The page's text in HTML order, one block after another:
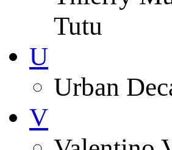
Tutu
U
Urban
V